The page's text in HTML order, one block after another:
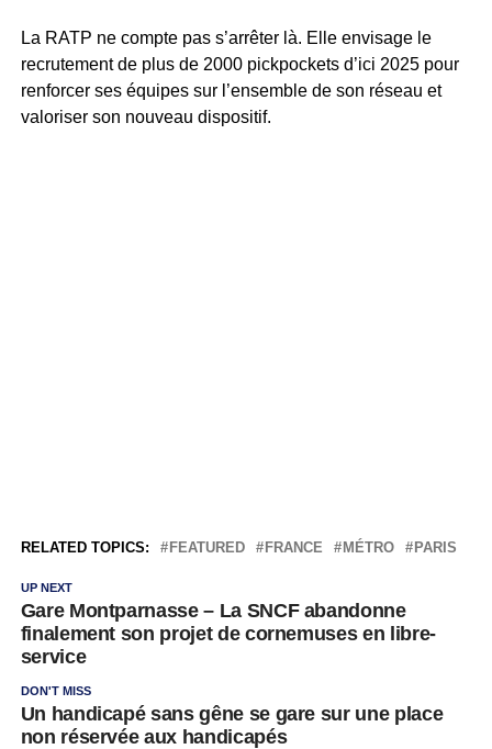
La RATP ne compte pas s’arrêter là. Elle envisage le
recrutement de plus de 2000 pickpockets d’ici 2025 pour
renforcer ses équipes sur l’ensemble de son réseau et
valoriser son nouveau dispositif.
RELATED TOPICS: FEATURED FRANCE MÉTRO PARIS
UP NEXT
Gare Montparnasse – La SNCF abandonne
finalement son projet de cornemuses en libre-
service
DON'T MISS
Un handicapé sans gêne se gare sur une place
non réservée aux handicapés